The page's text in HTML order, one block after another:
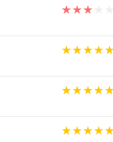
★★★
★★★★
★★★★
★★★★